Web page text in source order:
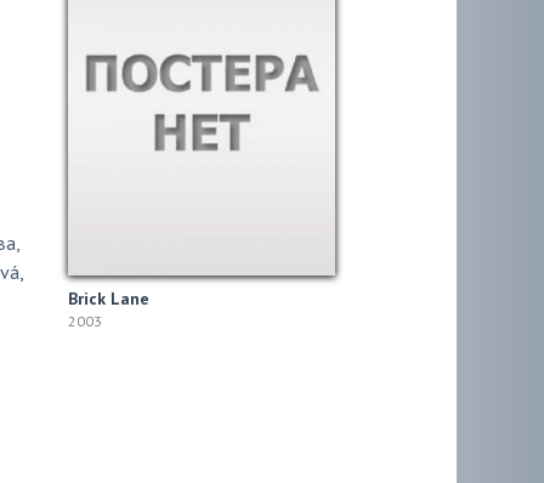
,
,
Brick Lane
2003